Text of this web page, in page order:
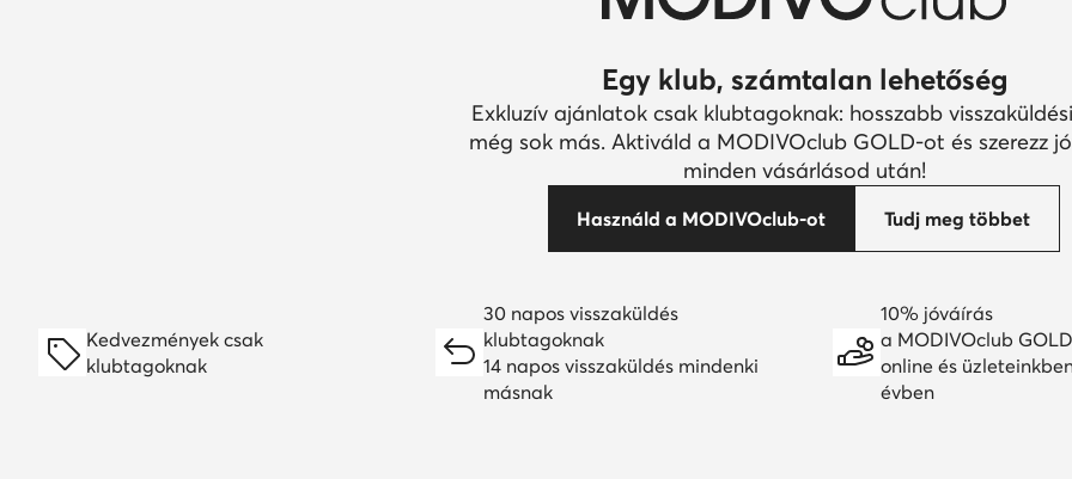
Egy klub, számtalan lehetőség
Exkluzív ajánlatok csak klubtagoknak: hosszabb
még sok más. Aktiváld a MODIVOclub GOLD-ot és szerezz
minden vásárlásod után!
Használd a MODIVOclub-ot Tudj meg többet
Kedvezmények csak
klubtagoknak
30 napos visszaküldés
klubtagoknak
14 napos visszaküldés mindenki
másnak
10% jóváírás
a MODIVOclub
online és
évben